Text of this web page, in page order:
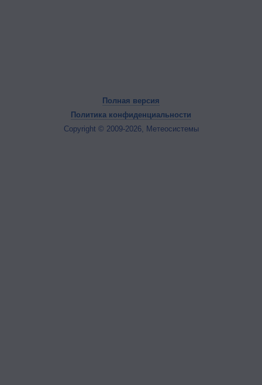
Полная версия
Политика конфиденциальности
Copyright © 2009-2026, Метеосистемы